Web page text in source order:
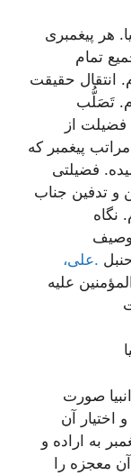
هر پیغمبری
تمام
انتقال حقیقت
تَصَلُّب
فضیلت از
پیغمبر که
فضیلتی
و تدفین جناب
نگاه
.علی،
علیه
صورت
اختیار آن
به اراده و
معجزه را